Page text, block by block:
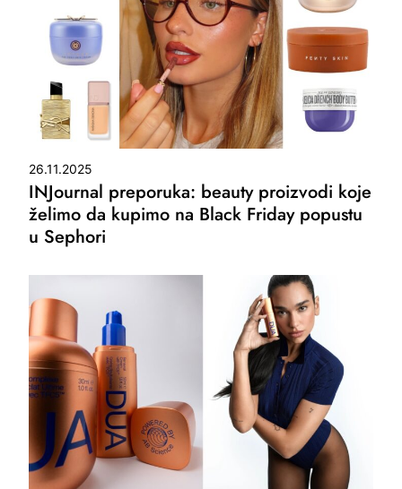
26.11.2025
INJournal preporuka: beauty proizvodi koje
želimo da kupimo na Black Friday popustu
u Sephori